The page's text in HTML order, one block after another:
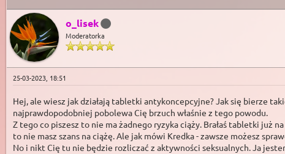
o_lisek
Moderatorka
25-03-2023, 18:51
Hej, ale wiesz jak działają tabletki antykoncepcyjne? Jak się bierze
najprawdopodobniej pobolewa Cię brzuch właśnie z tego powodu.
Z tego co piszesz to nie ma żadnego ryzyka ciąży. Brałaś tabletki już
to nie masz szans na ciążę. Ale jak mówi Kredka - zawsze możesz
No i nikt Cię tu nie będzie rozliczać z aktywności seksualnych. Ja